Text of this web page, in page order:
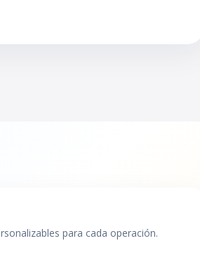
para cada operación.